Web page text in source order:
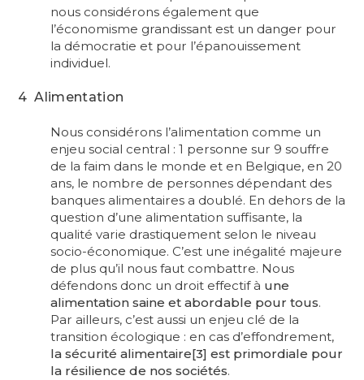
nous considérons également que
l’économisme grandissant est un danger pour
la démocratie et pour l’épanouissement
individuel.
4 Alimentation
Nous considérons l’alimentation comme un
enjeu social central : 1 personne sur 9 souffre
de la faim dans le monde et en Belgique, en 20
ans, le nombre de personnes dépendant des
banques alimentaires a doublé. En dehors de la
question d’une alimentation suffisante, la
qualité varie drastiquement selon le niveau
socio-économique. C’est une inégalité majeure
de plus qu’il nous faut combattre. Nous
défendons donc un droit effectif à une
alimentation saine et abordable pour tous.
Par ailleurs, c’est aussi un enjeu clé de la
transition écologique : en cas d’effondrement,
la sécurité alimentaire[3] est primordiale pour
la résilience de nos sociétés.